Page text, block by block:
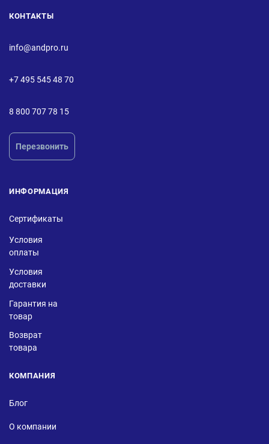
КОНТАКТЫ
info@andpro.ru
+7 495 545 48 70
8 800 707 78 15
Перезвонить
ИНФОРМАЦИЯ
Сертификаты
Условия
оплаты
Условия
доставки
Гарантия на
товар
Возврат
товара
КОМПАНИЯ
Блог
О компании